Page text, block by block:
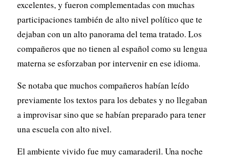
excelentes, y fueron complementadas con muchas
participaciones también de alto nivel político que te
dejaban con un alto panorama del tema tratado. Los
compañeros que no tienen al español como su lengua
materna se esforzaban por intervenir en ese idioma.
Se notaba que muchos compañeros habían leído
previamente los textos para los debates y no llegaban
a improvisar sino que se habían preparado para tener
una escuela con alto nivel.
El ambiente vivido fue muy camaraderil. Una noche